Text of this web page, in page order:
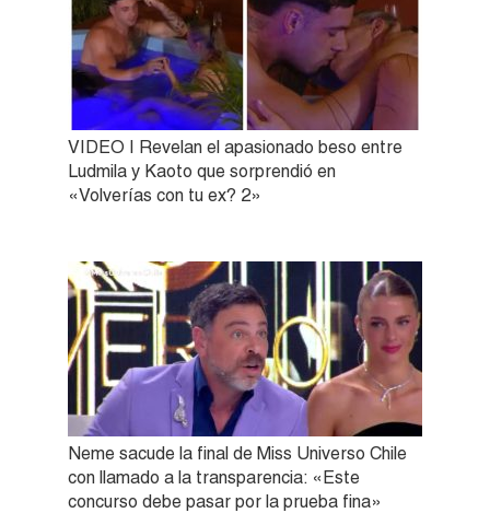
VIDEO | Revelan el apasionado beso entre
Ludmila y Kaoto que sorprendió en
«Volverías con tu ex? 2»
Neme sacude la final de Miss Universo Chile
con llamado a la transparencia: «Este
concurso debe pasar por la prueba fina»